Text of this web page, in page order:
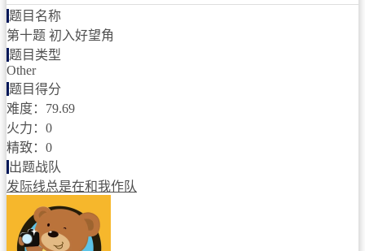
题目名称
第十题 初入好望角
题目类型
Other
题目得分
难度：79.69
火力：0
精致：0
出题战队
发际线总是在和我作队